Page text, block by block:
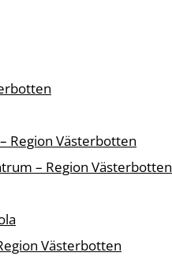
Region Västerbotten
– Region Västerbotten
Västerbotten